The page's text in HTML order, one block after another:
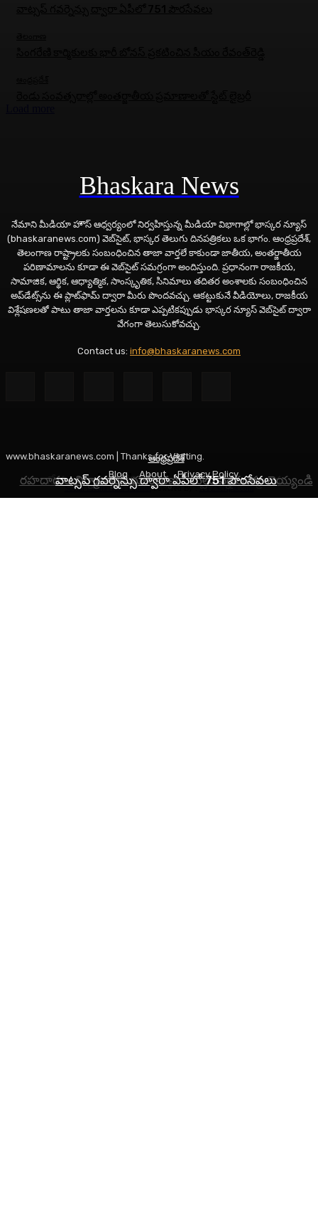
ఆంధ్రప్రదేశ్
నేడు అన్నపూర్ణాదేవిగా దర్శనమివ్వనున్న అమ్మవారు
తెలంగాణ
రహదారుల నిర్మాణానికి భూసేకరణ పనులు వేగవంతం చెయ్యండి
ఆంధ్రప్రదేశ్
వాట్సప్ గవర్నెన్సు ద్వారా ఏపీలో 751 పౌరసేవలు
Bhaskara News
నేమాని మీడియా హౌస్ ఆధ్వర్యంలో నిర్వహిస్తున్న మీడియా విభాగాల్లో భాస్కర న్యూస్
(bhaskaranews.com) వెబ్‌సైట్, భాస్కర తెలుగు దినపత్రికలు ఒక భాగం. ఆంధ్రప్రదేశ్,
తెలంగాణ రాష్ట్రాలకు సంబంధించిన తాజా వార్తలే కాకుండా జాతీయ, అంతర్జాతీయ
పరిణామాలను కూడా ఈ వెబ్‌సైట్ సమగ్రంగా అందిస్తుంది. ప్రధానంగా రాజకీయ,
సామాజిక, ఆర్థిక, ఆధ్యాత్మిక, సాంస్కృతిక, సినిమాలు తదితర అంశాలకు సంబంధించిన
అప్‌డేట్స్‌ను ఈ ప్లాట్‌ఫామ్‌ ద్వారా మీరు పొందవచ్చు. ఆకట్టుకునే వీడియోలు, రాజకీయ
విశ్లేషణలతో పాటు తాజా వార్తలను కూడా ఎప్పటికప్పుడు భాస్కర న్యూస్ వెబ్‌సైట్ ద్వారా
వేగంగా తెలుసుకోవచ్చు.
Contact us: info@bhaskaranews.com
www.bhaskaranews.com | Thanks for Visiting.
Blog
About Privacy Policy
Social Media Auto PublishPowered By :XYZScripts.com